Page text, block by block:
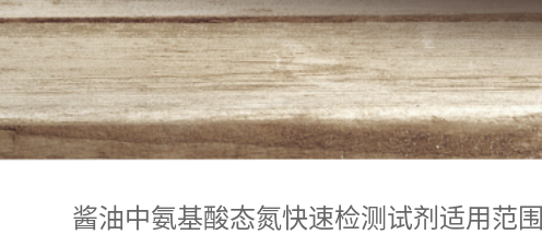
酱油中氨基酸态氮快速检测试剂适用范围